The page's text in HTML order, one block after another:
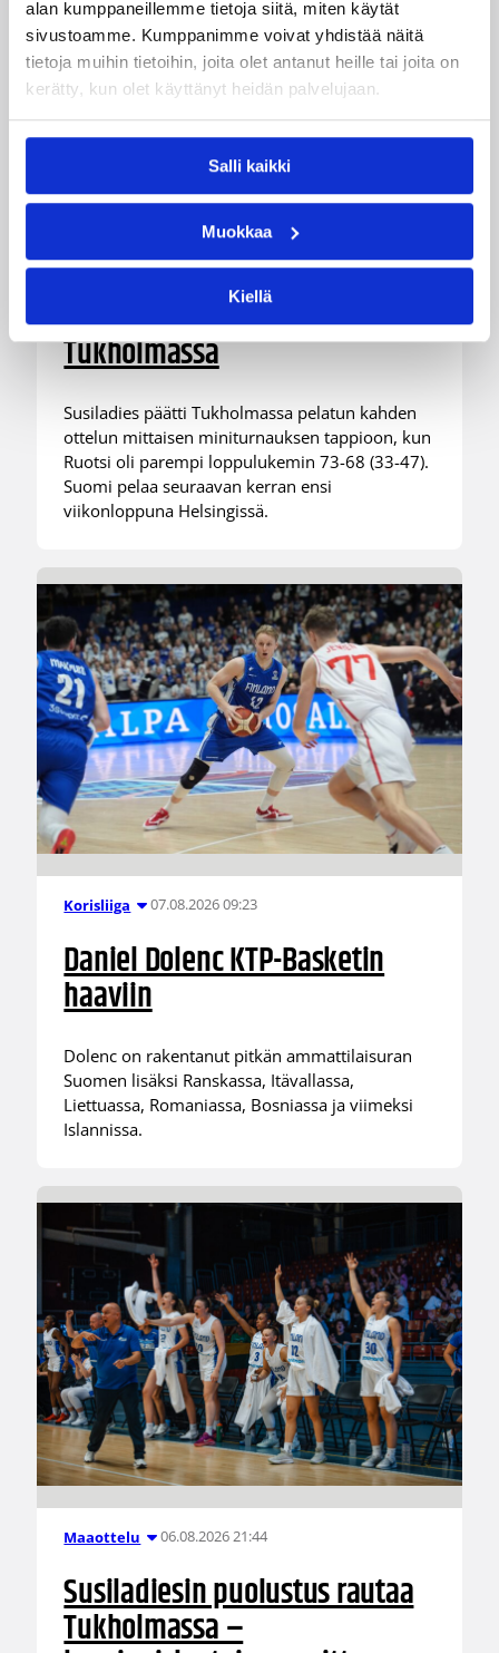
alan kumppaneillemme tietoja siitä, miten käytät
sivustoamme. Kumppanimme voivat yhdistää näitä
tietoja muihin tietoihin, joita olet antanut heille tai joita on
kerätty, kun olet käyttänyt heidän palvelujaan.
Salli kaikki
Muokkaa
Kiellä
07.08.2026 21:42
Ruotsi piirun verran
Susiladiesia parempi
Tukholmassa
Susiladies päätti Tukholmassa pelatun kahden
ottelun mittaisen miniturnauksen tappioon, kun
Ruotsi oli parempi loppulukemin 73-68 (33-47).
Suomi pelaa seuraavan kerran ensi
viikonloppuna Helsingissä.
Korisliiga 07.08.2026 09:23
Daniel Dolenc KTP-Basketin
haaviin
Dolenc on rakentanut pitkän ammattilaisuran
Suomen lisäksi Ranskassa, Itävallassa,
Liettuassa, Romaniassa, Bosniassa ja viimeksi
Islannissa.
Maaottelu 06.08.2026 21:44
Susiladiesin puolustus rautaa
Tukholmassa –